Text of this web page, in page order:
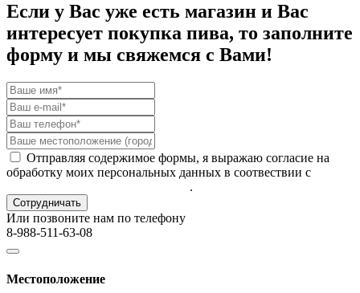
Если у Вас уже есть магазин и Вас
интересует покупка пива, то заполните
форму и мы свяжемся с Вами!
Отправляя содержимое формы, я выражаю согласие на
обработку моих персональных данных в соотвествии с
.
Или позвоните нам по телефону
8-988-511-63-08
Местоположение